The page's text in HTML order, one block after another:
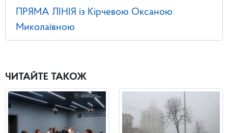
ПРЯМА ЛІНІЯ із Кірчевою Оксаною
Миколаївною
ЧИТАЙТЕ ТАКОЖ